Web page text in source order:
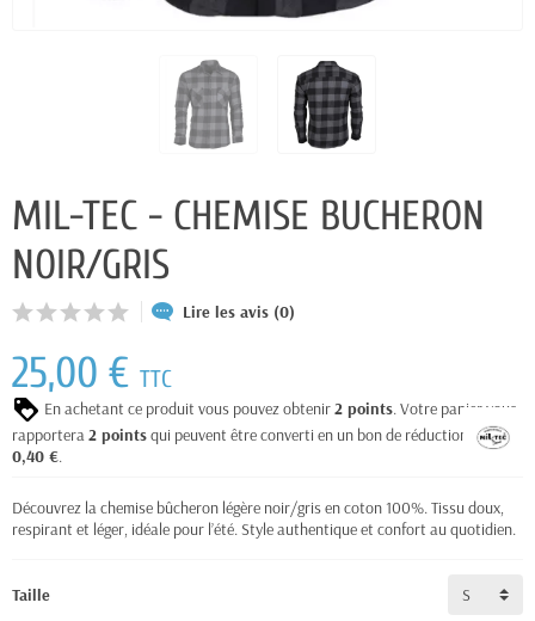
MIL-TEC - CHEMISE BUCHERON
NOIR/GRIS
Lire les avis (0)
25,00 € TTC
En achetant ce produit vous pouvez obtenir2 points. Votre panier vous
rapportera2 pointsqui peuvent être converti en un bon de réduction de
0,40 €.
Découvrez la chemise bûcheron légère noir/gris en coton 100%. Tissu doux,
respirant et léger, idéale pour l’été. Style authentique et confort au quotidien.
Taille